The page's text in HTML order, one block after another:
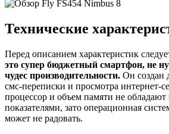
Технические
Перед описанием характеристик
это супер бюджетный смартфон, не
чудес производительности. Он создан
смс-переписки и просмотра интернет-
процессор и объем памяти не
показателями, зато операционная
может не радовать.